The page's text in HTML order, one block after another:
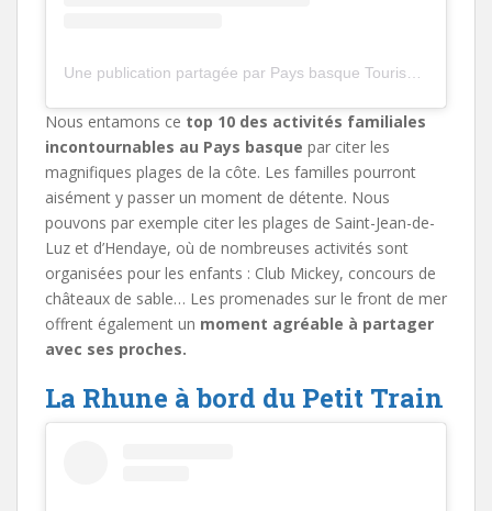
Nous entamons ce top 10 des activités familiales
incontournables au Pays basque par citer les
magnifiques plages de la côte. Les familles pourront
aisément y passer un moment de détente. Nous
pouvons par exemple citer les plages de Saint-Jean-de-
Luz et d’Hendaye, où de nombreuses activités sont
organisées pour les enfants : Club Mickey, concours de
châteaux de sable… Les promenades sur le front de mer
offrent également un moment agréable à partager
avec ses proches.
La Rhune à bord du Petit Train